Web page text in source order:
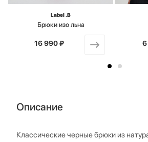
Label .B
Брюки изо льна
от
16 990 ₽ 6
Описание
Классические черные брюки из